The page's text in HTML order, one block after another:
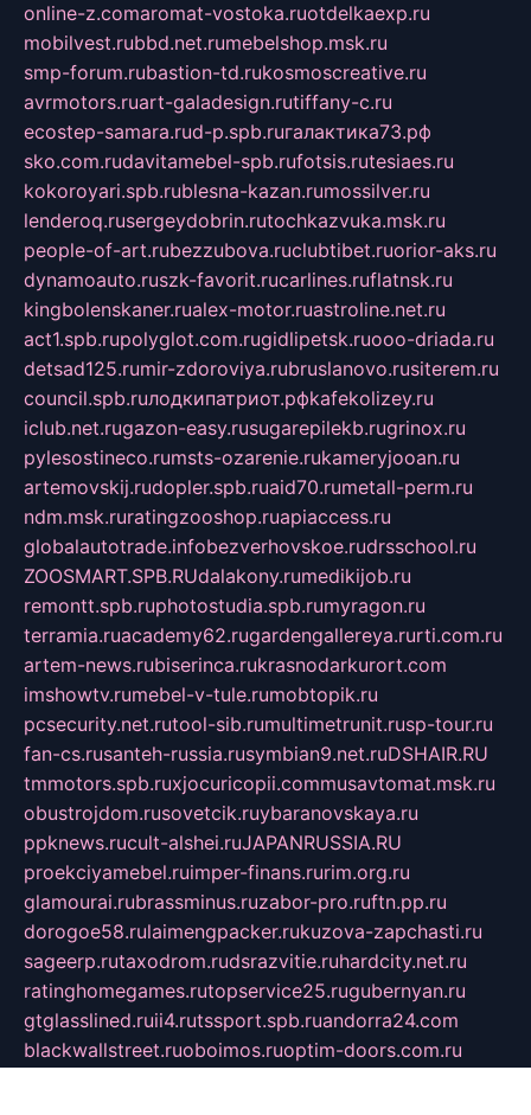
online-z.comaromat-vostoka.ruotdelkaexp.ru
mobilvest.rubbd.net.rumebelshop.msk.ru
smp-forum.rubastion-td.rukosmoscreative.ru
avrmotors.ruart-galadesign.rutiffany-c.ru
ecostep-samara.rud-p.spb.ruгалактика73.рф
sko.com.rudavitamebel-spb.rufotsis.rutesiaes.ru
kokoroyari.spb.rublesna-kazan.rumossilver.ru
lenderoq.rusergeydobrin.rutochkazvuka.msk.ru
people-of-art.rubezzubova.ruclubtibet.ruorior-aks.ru
dynamoauto.ruszk-favorit.rucarlines.ruflatnsk.ru
kingbolenskaner.rualex-motor.ruastroline.net.ru
act1.spb.rupolyglot.com.rugidlipetsk.ruooo-driada.ru
detsad125.rumir-zdoroviya.rubruslanovo.rusiterem.ru
council.spb.ruлодкипатриот.рфkafekolizey.ru
iclub.net.rugazon-easy.rusugarepilekb.rugrinox.ru
pylesostineco.rumsts-ozarenie.rukameryjooan.ru
artemovskij.rudopler.spb.ruaid70.rumetall-perm.ru
ndm.msk.ruratingzooshop.ruapiaccess.ru
globalautotrade.infobezverhovskoe.rudrsschool.ru
ZOOSMART.SPB.RUdalakony.rumedikijob.ru
remontt.spb.ruphotostudia.spb.rumyragon.ru
terramia.ruacademy62.rugardengallereya.rurti.com.ru
artem-news.rubiserinca.rukrasnodarkurort.com
imshowtv.rumebel-v-tule.rumobtopik.ru
pcsecurity.net.rutool-sib.rumultimetrunit.rusp-tour.ru
fan-cs.rusanteh-russia.rusymbian9.net.ruDSHAIR.RU
tmmotors.spb.ruxjocuricopii.commusavtomat.msk.ru
obustrojdom.rusovetcik.ruybaranovskaya.ru
ppknews.rucult-alshei.ruJAPANRUSSIA.RU
proekciyamebel.ruimper-finans.rurim.org.ru
glamourai.rubrassminus.ruzabor-pro.ruftn.pp.ru
dorogoe58.rulaimengpacker.rukuzova-zapchasti.ru
sageerp.rutaxodrom.rudsrazvitie.ruhardcity.net.ru
ratinghomegames.rutopservice25.rugubernyan.ru
gtglasslined.ruii4.rutssport.spb.ruandorra24.com
blackwallstreet.ruoboimos.ruoptim-doors.com.ru